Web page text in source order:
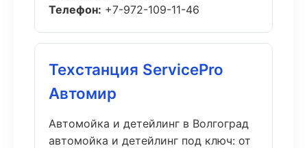
Телефон: +7-972-109-11-46
Техстанция ServicePro
Автомир
Автомойка и детейлинг в Волгоград
автомойка и детейлинг под ключ: от